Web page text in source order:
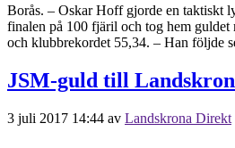
Borås. – Oskar Hoff gjorde en taktiskt
finalen på 100 fjäril och tog hem guldet
och klubbrekordet 55,34. – Han följde
JSM-guld till
3 juli 2017 14:44 av Landskrona Direkt